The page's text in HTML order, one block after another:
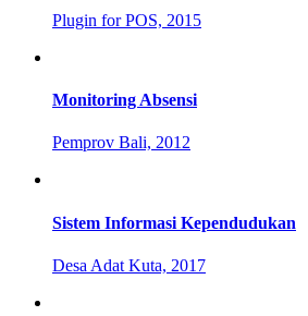
Plugin for POS, 2015
Monitoring Absensi
Pemprov Bali, 2012
Sistem Informasi Kependudukan
Desa Adat Kuta, 2017